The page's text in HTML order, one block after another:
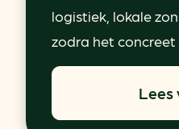
logistiek, lokale
zodra het concreet
Lees